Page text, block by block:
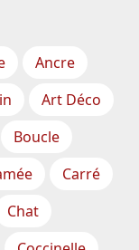
Ancre
Art Déco
Boucle
Carré
Chat